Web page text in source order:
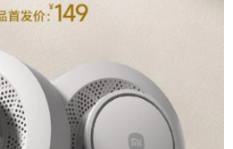
cảm biến PixArt cao cấp, tối
nghiệp